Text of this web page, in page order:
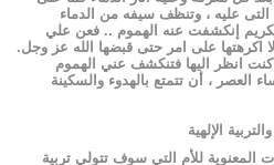
عليه ، وتنظف سيفه من الدماء
إنكشفت عنه الهموم .. فعن علي
اكرهتها على امر حتى قبضها الله عز وجل.
انظر اليها فتنكشف عني الهموم
العصر ، أن تتمتع بالهدوء والسكينة
الإلهية
المعنوية للأم التي سوف تتولي تربية